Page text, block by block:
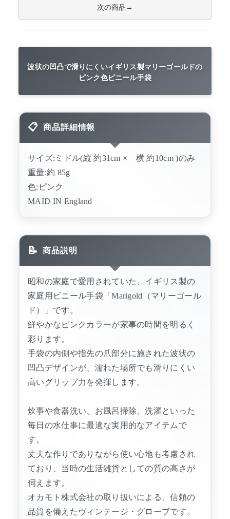
次の商品
波状の凹凸で滑りにくいイギリス製マリーゴールドの
ピンク色ビニール手袋
商品詳細情報
サイズ:ミドル(縦 約31cm × 横 約10cm )のみ
重量:約 85g
色:ピンク
MAID IN England
商品説明
昭和の家庭で愛用されていた、イギリス製の
家庭用ビニール手袋「Marigold（マリーゴール
ド）」です。
鮮やかなピンクカラーが家事の時間を明るく
彩ります。
手袋の内側や指先の爪部分に施された波状の
凹凸デザインが、濡れた場所でも滑りにくい
高いグリップ力を発揮します。
炊事や食器洗い、お風呂掃除、洗濯といった
毎日の水仕事に最適な実用的なアイテムで
す。
丈夫な作りでありながら使い心地も考慮され
ており、当時の生活雑貨としての質の高さが
伺えます。
オカモト株式会社の取り扱いによる、信頼の
品質を備えたヴィンテージ・グローブです。